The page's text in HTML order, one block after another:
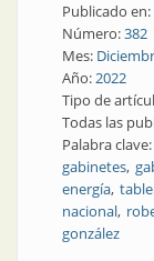
Publicado en:
Número:382
Mes:
Año:2022
Tipo de
Todas las
Palabra clave:
gabinetes
energía
nacional
gonzález